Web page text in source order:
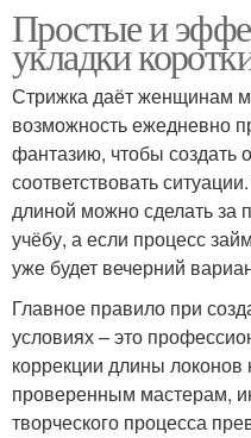
Простые и
укладки
Стрижка даёт женщинам
возможность ежедневно
фантазию, чтобы создать
соответствовать
длиной можно сделать за
учёбу, а если процесс
уже будет вечерний
Главное правило при
условиях – это
коррекции длины
проверенным мастерам,
творческого процесса